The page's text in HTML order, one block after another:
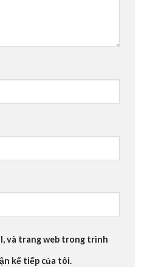
và trang web trong trình
kế tiếp của tôi.